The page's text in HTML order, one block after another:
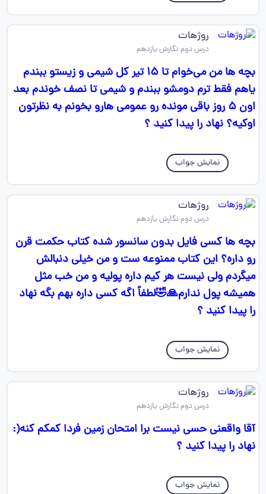
روژهات
درس دوم نگارش یازدهم
بچه ها من می‌خوام تا ۱۵ تیر کل شیمی و زیستو ببندم
یاهم فقط ترم دومشو ببندم و شیمی تا نصف خوندم بعد
اون ۵ روز باقی مونده رو عمومی هارو بخونم به نظرتون
اوکیه؟ نهاد را پیدا کنید ؟
نمایش جواب
روژهات
درس دوم نگارش یازدهم
بچه ها کسی فایل بدون سانسور شده کتاب حکمت قرن
رو داره؟ این کتاب ممنوعه ست و من خیلی دنبالش
میگردم ولی نیست هر کیم داره پولیه و من خب مثل
همیشه پول ندارم🙏🤣لطفاً اگه کسی داره بهم بگه نهاد
را پیدا کنید ؟
نمایش جواب
روژهات
درس دوم نگارش یازدهم
آقا واقعنی حسی نیست برا امتحان زمین فردا کمکم کنه(:
نهاد را پیدا کنید ؟
نمایش جواب